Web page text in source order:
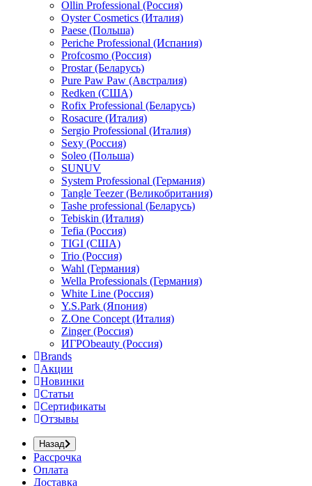
Ollin Professional (Россия)
Oyster Cosmetics (Италия)
Paese (Польша)
Periche Professional (Испания)
Profcosmo (Россия)
Prostar (Беларусь)
Pure Paw Paw (Австралия)
Redken (США)
Rofix Professional (Беларусь)
Rosacure (Италия)
Sergio Professional (Италия)
Sexy (Россия)
Soleo (Польша)
SUNUV
System Professional (Германия)
Tangle Teezer (Великобритания)
Tashe professional (Беларусь)
Tebiskin (Италия)
Tefia (Россия)
TIGI (США)
Trio (Россия)
Wahl (Германия)
Wella Professionals (Германия)
White Line (Россия)
Y.S.Park (Япония)
Z.One Concept (Италия)
Zinger (Россия)
ИГРОbeauty (Россия)
Brands
Акции
Новинки
Статьи
Сертификаты
Отзывы
Назад
Рассрочка
Оплата
Доставка